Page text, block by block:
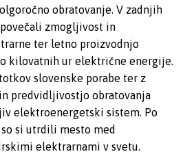
obratovanje. V zadnjih
zmogljivost in
ter letno proizvodnjo
kilovatnih ur električne energije.
slovenske porabe ter z
predvidljivostjo obratovanja
elektroenergetski sistem. Po
si utrdili mesto med
elektrarnami v svetu.